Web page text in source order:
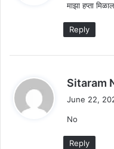
माझा हप्ता
Reply
Sitaram
June 22,
No
Reply